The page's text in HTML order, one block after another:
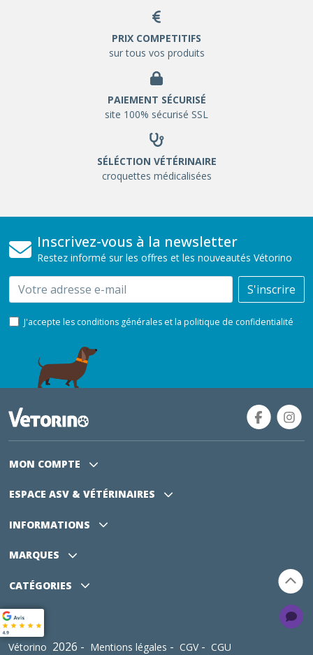
PRIX COMPETITIFS
sur tous vos produits
PAIEMENT SÉCURISÉ
site 100% sécurisé SSL
SÉLÉCTION VÉTÉRINAIRE
croquettes médicalisées
Inscrivez-vous à la newsletter
Restez informé sur les offres et les nouveautés Vétorino
Email S'inscrire
J'accepte les conditions générales et la politique de confidentialité
MON COMPTE
ESPACE ASV & VÉTÉRINAIRES
INFORMATIONS
MARQUES
CATÉGORIES
Vétorino 2026 - Mentions légales - CGV- CGU